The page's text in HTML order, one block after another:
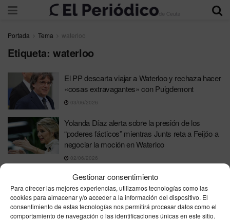
Gestionar consentimiento
Para ofrecer las mejores experiencias, utilizamos tecnologías como las
cookies para almacenar y/o acceder a la información del dispositivo. El
consentimiento de estas tecnologías nos permitirá procesar datos como el
comportamiento de navegación o las identificaciones únicas en este sitio.
Portada Tema waterloo
Etiqueta: waterloo
El PP descarta viajar a Waterloo y rechaza hacer
«cosas extravagantes» con Puigdemont
03/06/2026
Yolanda Díaz alerta sobre la presión de los
“poderes fácticos” mientras Junts reta a Feijóo a
negociar la moción en Waterloo
02/06/2026
Junts recoge el guante y reta a Feijóo a negociar
la moción de censura en Waterloo: «Si tiene una
propuesta seria, la escucharemos»
02/06/2026